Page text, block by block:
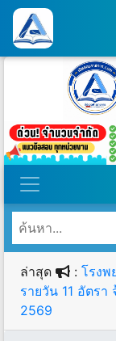
ล่าสุด : โรงพ
รายวัน 11 อัตร
2569